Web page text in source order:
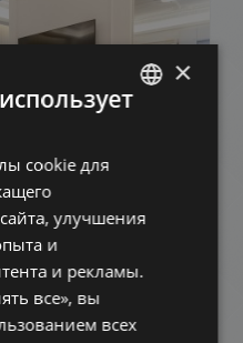
ДОБАВИТЬ В СПИСОК
HUNGARIAN
ITALIAN
SPANISH
×
cookie для
улучшения
и
и рекламы.
все», вы
всех